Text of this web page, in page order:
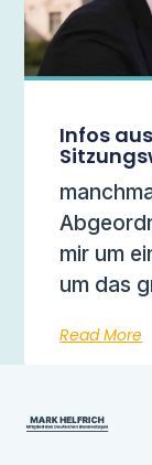
Infos
mir um
um das
Read More